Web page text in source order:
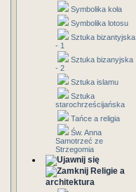
Symbolika koła
Symbolika lotosu
Sztuka bizantyjska
- 1
Sztuka bizanyjska
- 2
Sztuka islamu
Sztuka
starochrześcijańska
Tańce a religia
Św. Anna
Samotrzeć ze
Strzegomia
Religie a
architektura